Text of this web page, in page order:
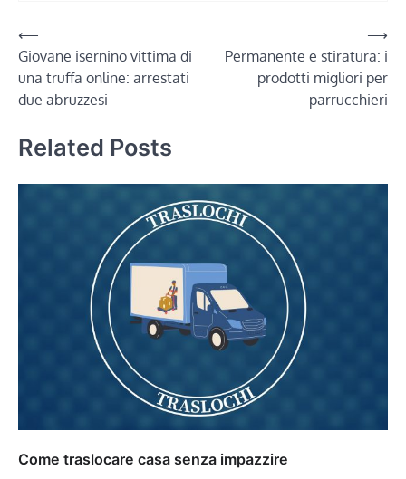
Navigazione
articoli
⟵
Giovane isernino vittima di
una truffa online: arrestati
due abruzzesi
Permanente e stiratura: i
prodotti migliori per
parrucchieri
⟶
Related Posts
Come traslocare casa senza impazzire